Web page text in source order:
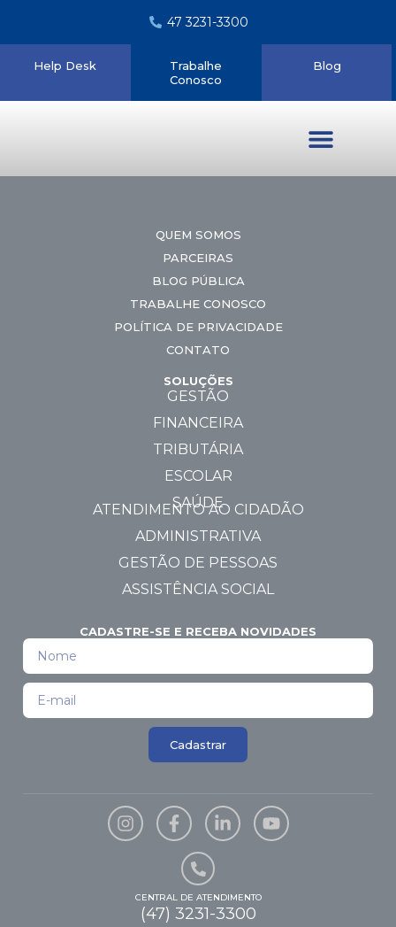
47 3231-3300
Help Desk
Trabalhe
Conosco
Blog
QUEM SOMOS
PARCEIRAS
BLOG PÚBLICA
TRABALHE CONOSCO
POLÍTICA DE PRIVACIDADE
CONTATO
SOLUÇÕES
GESTÃO
FINANCEIRA
TRIBUTÁRIA
ESCOLAR
SAÚDE
ATENDIMENTO AO CIDADÃO
ADMINISTRATIVA
GESTÃO DE PESSOAS
ASSISTÊNCIA SOCIAL
CADASTRE-SE E RECEBA NOVIDADES
Cadastrar
CENTRAL DE ATENDIMENTO
(47) 3231-3300